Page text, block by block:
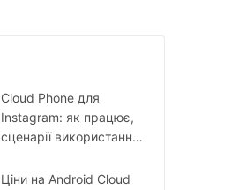
Cloud Phone для
Instagram: як працює,
сценарії використання,
обмеження
Ціни на Android Cloud